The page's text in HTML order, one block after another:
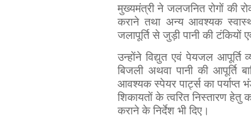
मुख्यमंत्री ने जलजनित रोगों की
कराने तथा अन्य आवश्यक
जलापूर्ति से जुड़ी पानी की
उन्होंने विद्युत एवं पेयजल आपूर्ति
बिजली अथवा पानी की आपूर्ति
आवश्यक स्पेयर पार्ट्स का
शिकायतों के त्वरित निस्तारण हेतु
कराने के निर्देश भी दिए।